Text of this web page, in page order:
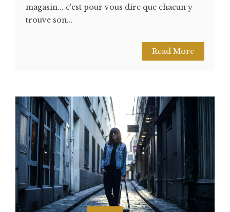
magasin... c'est pour vous dire que chacun y
trouve son...
Read More